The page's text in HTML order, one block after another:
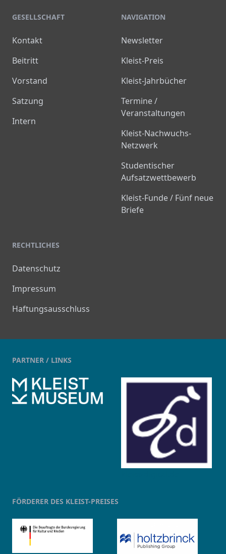
GESELLSCHAFT
Kontakt
Beitritt
Vorstand
Satzung
Intern
NAVIGATION
Newsletter
Kleist-Preis
Kleist-Jahrbücher
Termine /
Veranstaltungen
Kleist-Nachwuchs-
Netzwerk
Studentischer
Aufsatzwettbewerb
Kleist-Funde / Fünf neue
Briefe
RECHTLICHES
Datenschutz
Impressum
Haftungsausschluss
PARTNER / LINKS
FÖRDERER DES KLEIST-PREISES